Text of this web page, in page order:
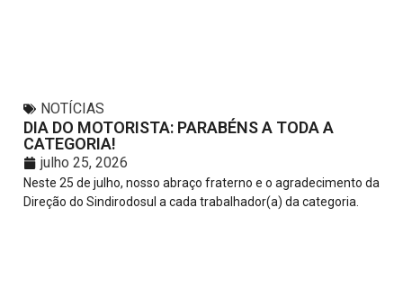
NOTÍCIAS
DIA DO MOTORISTA: PARABÉNS A TODA A
CATEGORIA!
julho 25, 2026
Neste 25 de julho, nosso abraço fraterno e o agradecimento da
Direção do Sindirodosul a cada trabalhador(a) da categoria.